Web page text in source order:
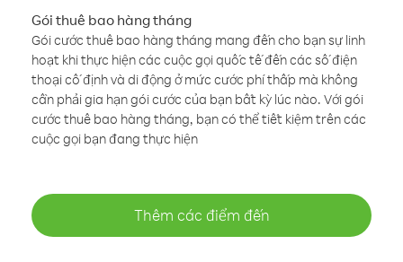
Gói thuê bao hàng tháng
Gói cước thuê bao hàng tháng mang đến cho bạn sự linh
hoạt khi thực hiện các cuộc gọi quốc tế đến các số điện
thoại cố định và di động ở mức cước phí thấp mà không
cần phải gia hạn gói cước của bạn bất kỳ lúc nào. Với gói
cước thuê bao hàng tháng, bạn có thể tiết kiệm trên các
cuộc gọi bạn đang thực hiện
Thêm các điểm đến